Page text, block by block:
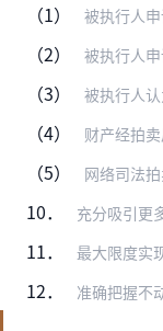
（1） 被执行人申请自行变卖查封财产清偿
（2） 被执行人申请对查封财产不
（3） 被执行人认为网络询价或评估价过低
（4） 财产经拍卖后流
（5） 网络司法拍卖第二次流拍后，被执行
10． 充分吸引更多主体参与竞买。拍卖过程
11． 最大限度实现财产真实价值。同一类型
12． 准确把握不动产收益权质权变价方式。